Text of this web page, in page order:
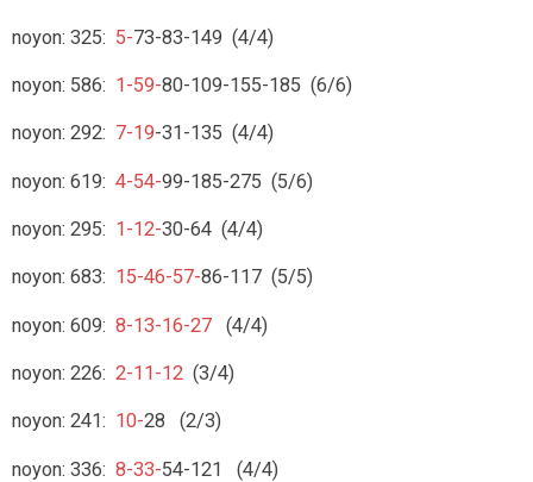
noyon: 325: 5-73-83-149 (4/4)
noyon: 586: 1-59-80-109-155-185 (6/6)
noyon: 292: 7-19-31-135 (4/4)
noyon: 619: 4-54-99-185-275 (5/6)
noyon: 295: 1-12-30-64 (4/4)
noyon: 683: 15-46-57-86-117 (5/5)
noyon: 609: 8-13-16-27 (4/4)
noyon: 226: 2-11-12 (3/4)
noyon: 241: 10-28 (2/3)
noyon: 336: 8-33-54-121 (4/4)